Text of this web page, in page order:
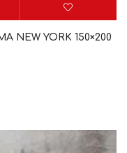
YORK 150×200